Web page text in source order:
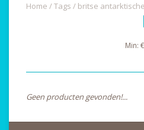
Home /Tags / britse
Min: €
Geen producten gevonden!...